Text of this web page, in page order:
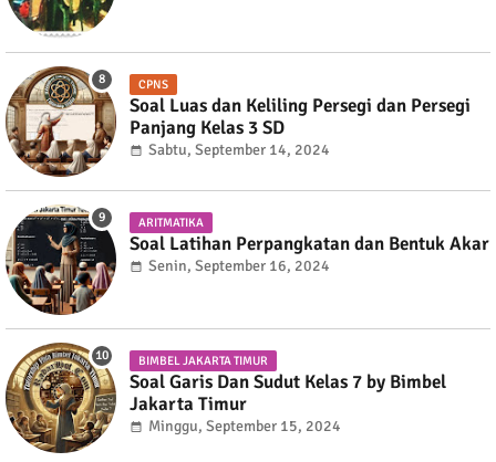
CPNS
Soal Luas dan Keliling Persegi dan Persegi
Panjang Kelas 3 SD
Sabtu, September 14, 2024
ARITMATIKA
Soal Latihan Perpangkatan dan Bentuk Akar
Senin, September 16, 2024
BIMBEL JAKARTA TIMUR
Soal Garis Dan Sudut Kelas 7 by Bimbel
Jakarta Timur
Minggu, September 15, 2024